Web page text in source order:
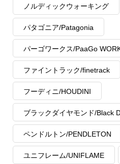
ノルディックウォーキング
パタゴニア/Patagonia
パーゴワークス/PaaGo
ファイントラック/finetrack
フーディニ/HOUDINI
ブラックダイヤモンド/Black
ペンドルトン/PENDLETON
ユニフレーム/UNIFLAME